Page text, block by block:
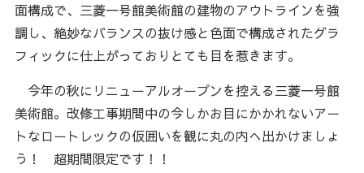
面構成で、三菱一号館美術館の建物のアウトラインを強
調し、絶妙なバランスの抜け感と色面で構成されたグラ
フィックに仕上がっておりとても目を惹きます。
今年の秋にリニューアルオープンを控える三菱一号館
美術館。改修工事期間中の今しかお目にかかれないアー
トなロートレックの仮囲いを観に丸の内へ出かけましょ
う！ 超期間限定です！！